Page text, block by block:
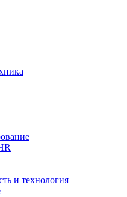
и технология